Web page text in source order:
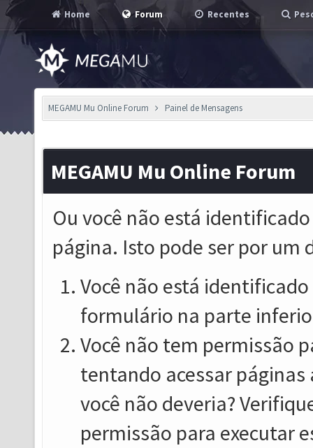
Home Forum Recentes
MEGAMU Mu Online Forum Painel de Mensagens
MEGAMU Mu Online Forum
Ou você não está
página. Isto pode ser por um
Você não está
formulário na parte
Você não tem permissão
tentando acessar
você não deveria?
permissão para executar